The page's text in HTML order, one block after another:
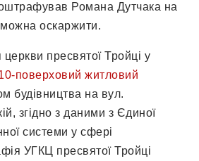
Романа Дутчака на
оскаржити.
пресвятої Тройці у
поверховий житловий
будівництва на вул.
згідно з даними з Єдиної
системи у сфері
УГКЦ пресвятої Тройці